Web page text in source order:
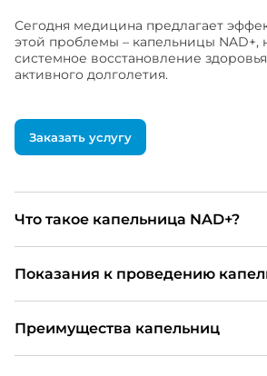
Сегодня медицина предлагает
этой проблемы – капельницы NAD+,
системное восстановление
активного долголетия.
Заказать услугу
Что такое капельница NAD+?
Показания к проведению
Преимущества капельниц